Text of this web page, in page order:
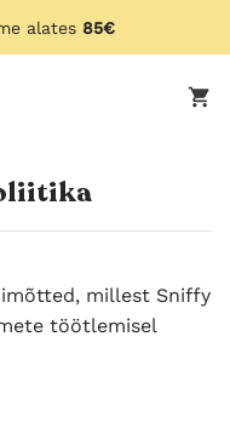
alates 85€
millest Sniffy
töötlemisel